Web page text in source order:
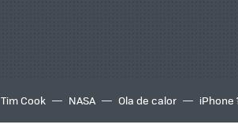
Tim Cook NASA Ola de calor iPhone